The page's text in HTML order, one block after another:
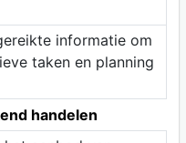
informatie om
taken en planning
handelen